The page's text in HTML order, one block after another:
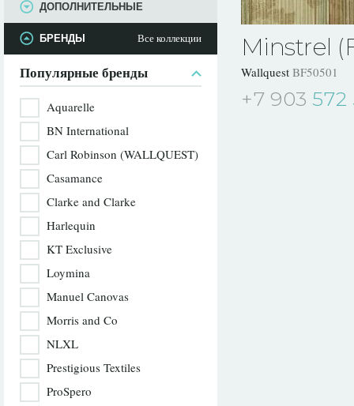
ДОПОЛНИТЕЛЬНЫЕ
БРЕНДЫ
Популярные бренды
Aquarelle
BN International
Carl Robinson (WALLQUEST)
Casamance
Clarke and Clarke
Harlequin
KT Exclusive
Loymina
Manuel Canovas
Morris and Co
NLXL
Prestigious Textiles
ProSpero
Все коллекции Minstrel
Wallquest BF50501
+7 903 572